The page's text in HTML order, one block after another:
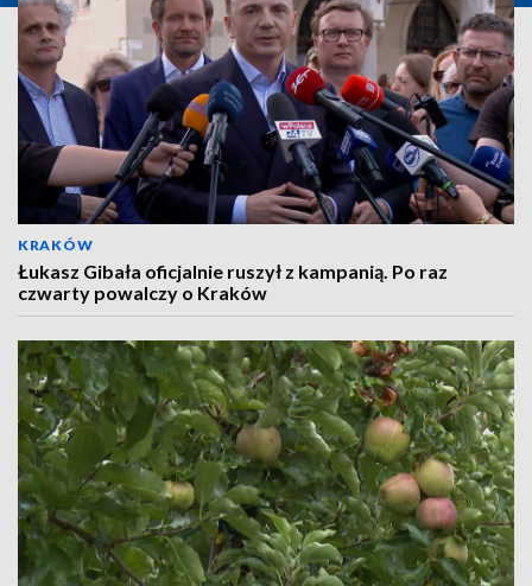
KRAKÓW
Łukasz Gibała oficjalnie ruszył z kampanią. Po raz
czwarty powalczy o Kraków